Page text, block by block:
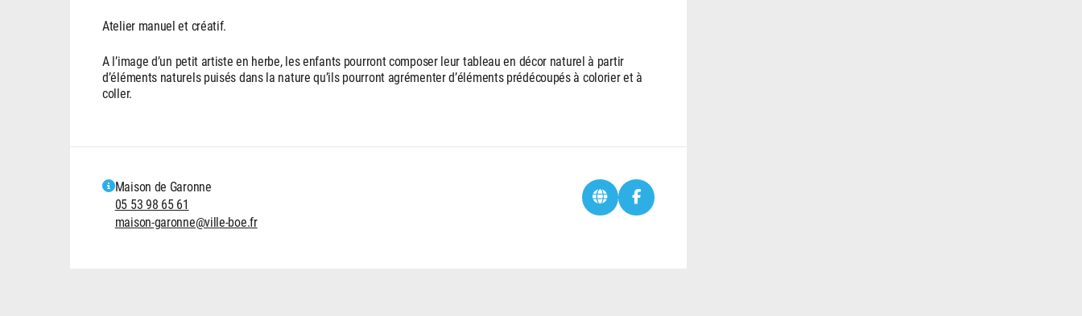
Atelier manuel et créatif.
A l’image d’un petit artiste en herbe, les enfants pourront composer leur tableau en décor naturel à partir
d’éléments naturels puisés dans la nature qu’ils pourront agrémenter d’éléments prédécoupés à colorier et à
coller.
Maison de Garonne
05 53 98 65 61
maison-garonne@ville-boe.fr